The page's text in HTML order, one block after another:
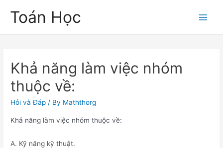
Toán Học
Khả năng làm việc nhóm
thuộc về:
Hỏi và Đáp / By Maththorg
Khả năng làm việc nhóm thuộc về:
A. Kỹ năng kỹ thuật.